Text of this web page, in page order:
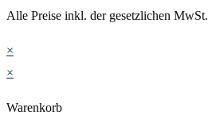
Alle Preise inkl. der gesetzlichen MwSt.
×
×
Warenkorb